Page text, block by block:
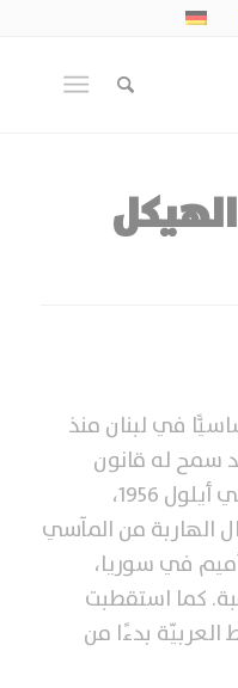
في لبنان منذ
سمح له قانون
السّريّة المصرفيّة، الذي أُقرّ في أيلول 1956،
الهاربة من المآسي
في سوريا،
كما استقطبت
العربيّة بدءًا من